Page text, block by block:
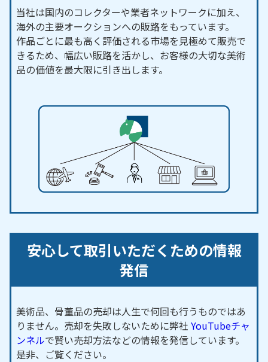
当社は国内のコレクターや業者ネットワークに加え、
海外の主要オークションへの販路をもっています。
作品ごとに最も高く評価される市場を見極めて販売で
きるため、幅広い販路を活かし、お客様の大切な美術
品の価値を最大限に引き出します。
安心して取引いただくための情報
発信
美術品、骨董品の売却は人生で何回も行うものではあ
りません。売却を失敗しないために弊社 YouTubeチャ
ンネルで賢い売却方法などの情報を発信しています。
是非、ご覧ください。